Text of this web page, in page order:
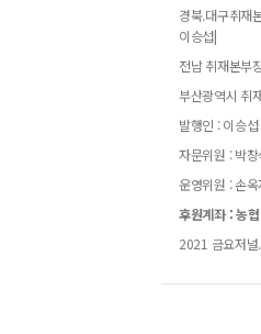
경북.대구취재
이승섭|
전남 취재본부
부산광역시 취
발행인 : 이승
자문위원 : 박
운영위원 : 손
후원계좌 : 농
2021 금요저